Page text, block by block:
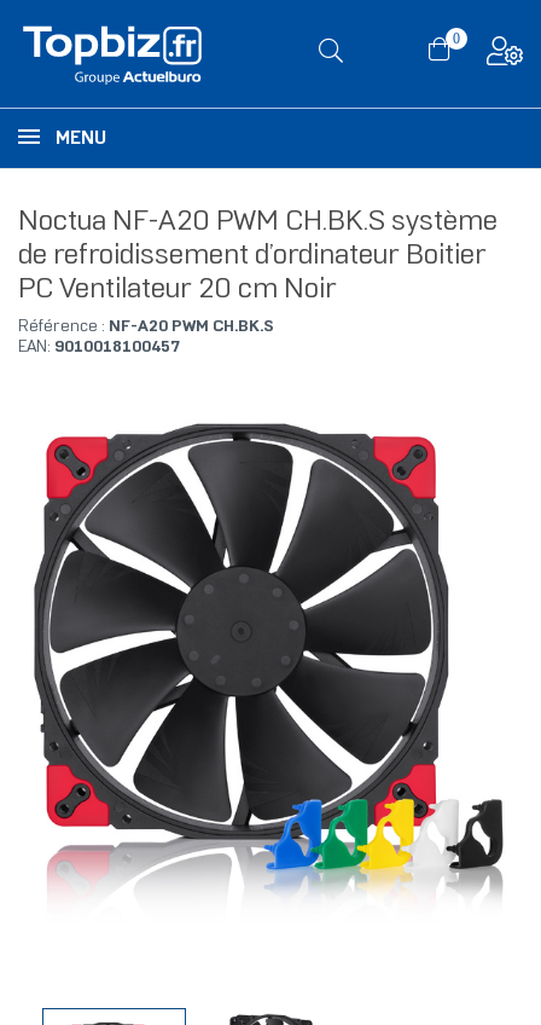
0
MENU
Noctua NF-A20 PWM CH.BK.S système
de refroidissement d’ordinateur Boitier
PC Ventilateur 20 cm Noir
Référence : NF-A20 PWM CH.BK.S
EAN: 9010018100457